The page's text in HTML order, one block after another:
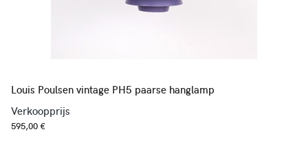
Louis Poulsen vintage PH5 paarse hanglamp
Verkoopprijs
595,00 €